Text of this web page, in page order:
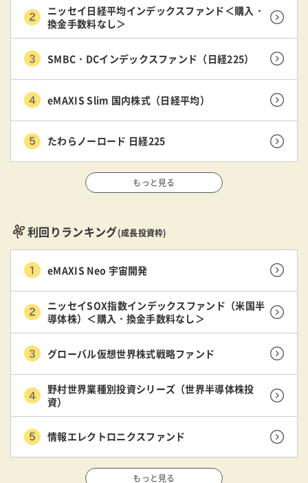
ニッセイ日経平均インデックスファンド＜購入・
換金手数料なし＞
SMBC・DCインデックスファンド（日経225）
eMAXIS Slim 国内株式（日経平均）
たわらノーロード 日経225
もっと見る
利回りランキング(成長投資枠)
eMAXIS Neo 宇宙開発
ニッセイSOX指数インデックスファンド（米国半
導体株）＜購入・換金手数料なし＞
グローバル仮想世界株式戦略ファンド
野村世界業種別投資シリーズ（世界半導体株投
資）
情報エレクトロニクスファンド
もっと見る